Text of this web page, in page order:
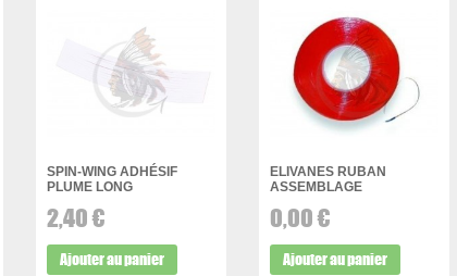
SPIN-WING ADHÉSIF
PLUME LONG
2,40 €
Ajouter au panier
ELIVANES RUBAN
ASSEMBLAGE
0,00 €
Ajouter au panier